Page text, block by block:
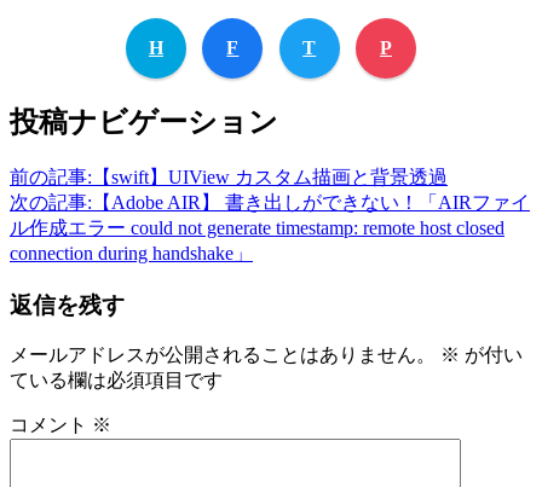
H F T P
投稿ナビゲーション
前の記事: 【swift】UIView カスタム描画と背景透過
次の記事: 【Adobe AIR】 書き出しができない！「AIRファイ
ル作成エラー could not generate timestamp: remote host closed
connection during handshake」
返信を残す
メールアドレスが公開されることはありません。 ※ が付い
ている欄は必須項目です
コメント ※